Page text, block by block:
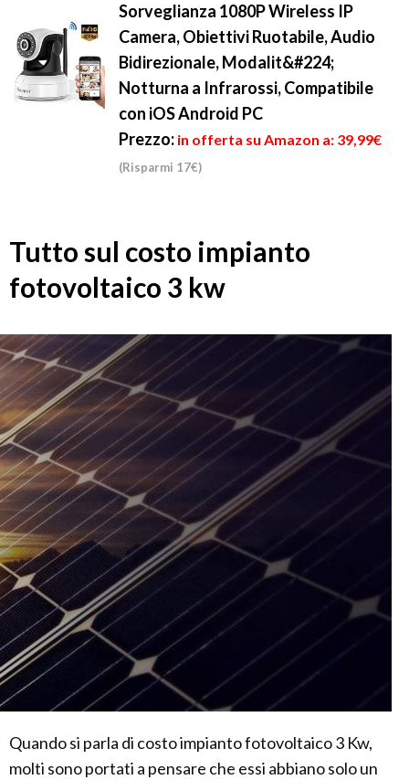
Sorveglianza 1080P Wireless IP
Camera, Obiettivi Ruotabile, Audio
Bidirezionale, Modalit&#224;
Notturna a Infrarossi, Compatibile
con iOS Android PC
Prezzo: in offerta su Amazon a: 39,99€
(Risparmi 17€)
Tutto sul costo impianto
fotovoltaico 3 kw
Quando si parla di costo impianto fotovoltaico 3 Kw,
molti sono portati a pensare che essi abbiano solo un